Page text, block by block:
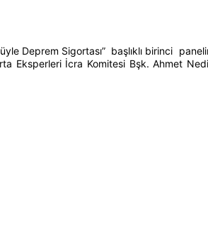
Deprem Sigortası” başlıklı birinci
Eksperleri İcra Komitesi Bşk. Ahmet